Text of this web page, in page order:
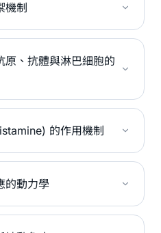
機制
原、抗體與淋巴細胞的
的作用機制
的動力學